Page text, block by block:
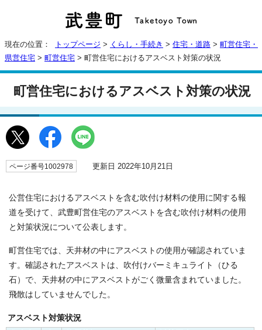
現在の位置： トップページ > くらし・手続き > 住宅・道路 > 町営住宅・
県営住宅 > 町営住宅 > 町営住宅におけるアスベスト対策の状況
町営住宅におけるアスベスト対策の状況
ページ番号1002978 更新日 2022年10月21日
公営住宅におけるアスベストを含む吹付け材料の使用に関する報
道を受けて、武豊町営住宅のアスベストを含む吹付け材料の使用
と対策状況について公表します。
町営住宅では、天井材の中にアスベストの使用が確認されていま
す。確認されたアスベストは、吹付けバーミキュライト（ひる
石）で、天井材の中にアスベストがごく微量含まれていました。
飛散はしていませんでした。
アスベスト対策状況